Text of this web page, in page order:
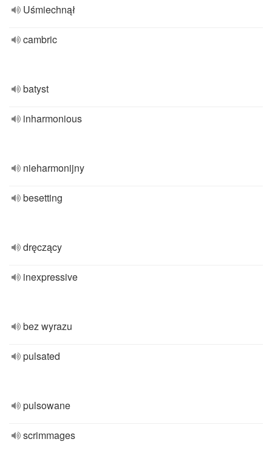
Uśmiechnął
cambric
batyst
inharmonious
nieharmonijny
besetting
dręczący
inexpressive
bez wyrazu
pulsated
pulsowane
scrimmages